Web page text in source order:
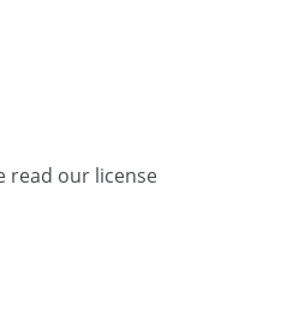
read our license